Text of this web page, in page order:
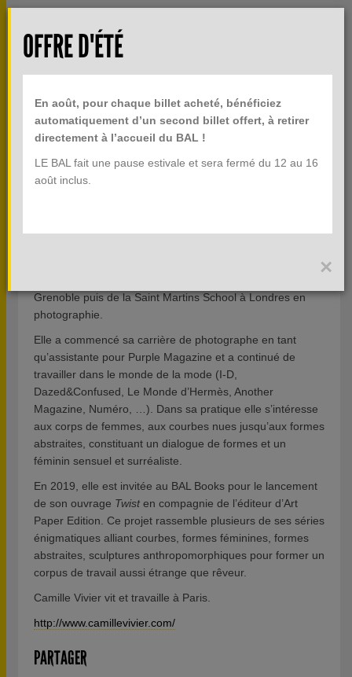
Aller au contenu principal
TOGGLE
NAVIGATION
MENU
BILLETTERIE
CAMILLE VIVIER
Grenoble puis de la Saint Martins School à Londres en
photographie.
Elle a commencé sa carrière de photographe en tant
qu’assistante pour Purple Magazine et a continué de
travailler dans le monde de la mode (I-D,
Dazed&Confused, Le Monde d’Hermès, Another
Magazine, Numéro, …). Dans sa pratique elle s’intéresse
aux corps de femmes, aux courbes nues jusqu’aux formes
abstraites, constituant un dialogue de formes et un
féminin sensuel et surréaliste.
En 2019, elle est invitée au BAL Books pour le lancement
de son ouvrage Twisten compagnie de l’éditeur d’Art
Paper Edition. Ce projet rassemble plusieurs de ses séries
énigmatiques alliant courbes, formes féminines, formes
abstraites, sculptures anthropomorphiques pour former un
corpus de travail aussi étrange que rêveur.
Camille Vivier vit et travaille à Paris.
http://www.camillevivier.com/
PARTAGER
OFFRE D'ÉTÉ
En août, pour chaque billet acheté, bénéficiez
automatiquement d’un second billet offert, à retirer
directement à l’accueil du BAL !
LE BAL fait une pause estivale et sera fermé du 12 au 16
août inclus.
×